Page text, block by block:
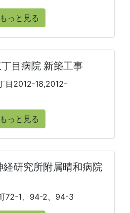
もっと見る
目病院 新築工事
目2012-18,2012-
もっと見る
研究所附属晴和病院
72-1、94-2、94-3